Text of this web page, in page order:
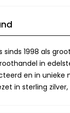
sinds 1998 als
in
en in unieke
in sterling